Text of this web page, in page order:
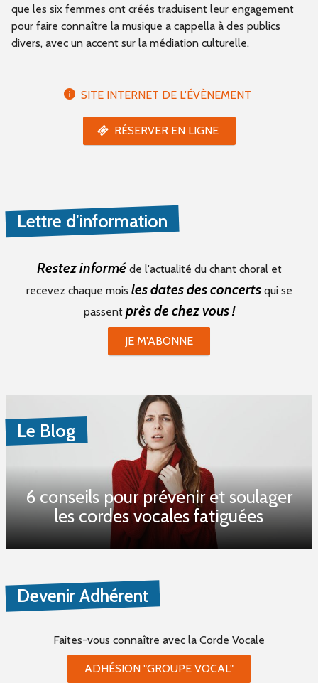
que les six femmes ont créés traduisent leur engagement
pour faire connaître la musique a cappella à des publics
divers, avec un accent sur la médiation culturelle.
SITE INTERNET DE L'ÉVÈNEMENT
RÉSERVER EN LIGNE
Lettre d'information
Restez informé de l'actualité du chant choral et
recevez chaque mois les dates des concertsqui se
passent près de chez vous !
JE M'ABONNE
Le Blog
6 conseils pour prévenir et soulager
les cordes vocales fatiguées
Devenir Adhérent
Faites-vous connaître avec la Corde Vocale
ADHÉSION "GROUPE VOCAL"